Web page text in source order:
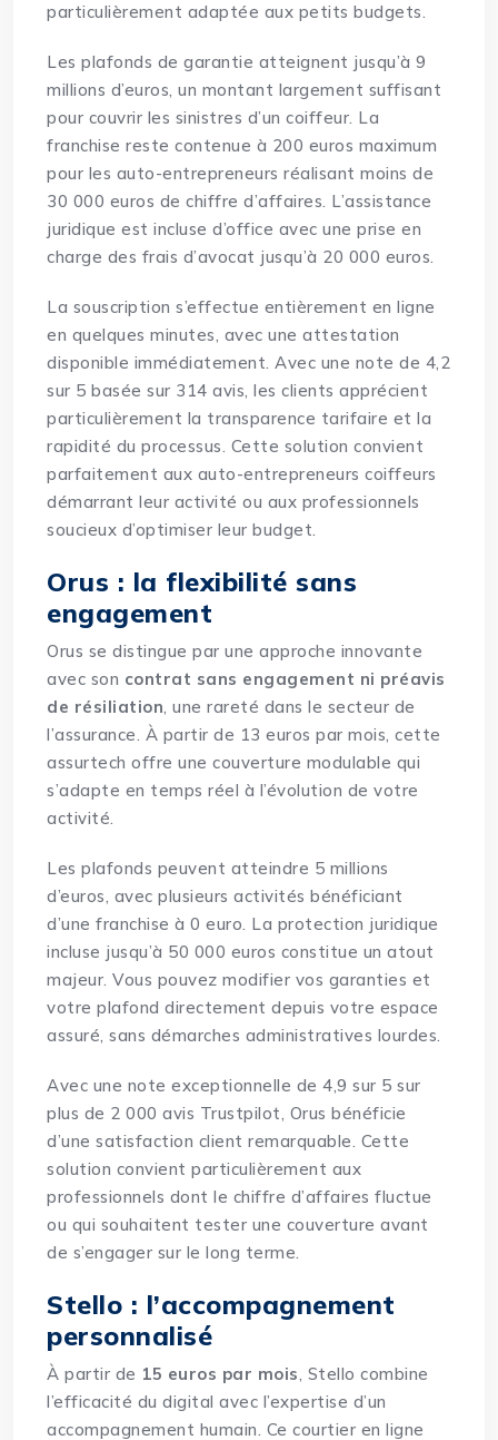
particulièrement adaptée aux petits budgets.
Les plafonds de garantie atteignent jusqu’à 9
millions d’euros, un montant largement suffisant
pour couvrir les sinistres d’un coiffeur. La
franchise reste contenue à 200 euros maximum
pour les auto-entrepreneurs réalisant moins de
30 000 euros de chiffre d’affaires. L’assistance
juridique est incluse d’office avec une prise en
charge des frais d’avocat jusqu’à 20 000 euros.
La souscription s’effectue entièrement en ligne
en quelques minutes, avec une attestation
disponible immédiatement. Avec une note de 4,2
sur 5 basée sur 314 avis, les clients apprécient
particulièrement la transparence tarifaire et la
rapidité du processus. Cette solution convient
parfaitement aux auto-entrepreneurs coiffeurs
démarrant leur activité ou aux professionnels
soucieux d’optimiser leur budget.
Orus : la flexibilité sans
engagement
Orus se distingue par une approche innovante
avec son contrat sans engagement ni préavis
de résiliation, une rareté dans le secteur de
l’assurance. À partir de 13 euros par mois, cette
assurtech offre une couverture modulable qui
s’adapte en temps réel à l’évolution de votre
activité.
Les plafonds peuvent atteindre 5 millions
d’euros, avec plusieurs activités bénéficiant
d’une franchise à 0 euro. La protection juridique
incluse jusqu’à 50 000 euros constitue un atout
majeur. Vous pouvez modifier vos garanties et
votre plafond directement depuis votre espace
assuré, sans démarches administratives lourdes.
Avec une note exceptionnelle de 4,9 sur 5 sur
plus de 2 000 avis Trustpilot, Orus bénéficie
d’une satisfaction client remarquable. Cette
solution convient particulièrement aux
professionnels dont le chiffre d’affaires fluctue
ou qui souhaitent tester une couverture avant
de s’engager sur le long terme.
Stello : l’accompagnement
personnalisé
À partir de 15 euros par mois, Stello combine
l’efficacité du digital avec l’expertise d’un
accompagnement humain. Ce courtier en ligne